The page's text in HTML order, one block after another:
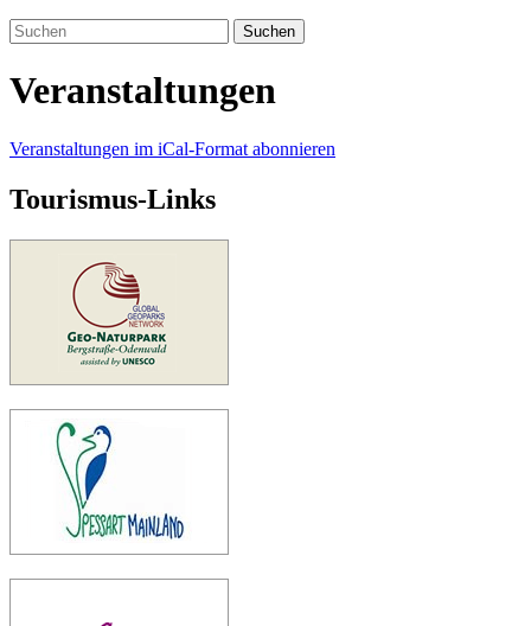
Suchen
Veranstaltungen
Veranstaltungen im iCal-Format abonnieren
Tourismus-Links